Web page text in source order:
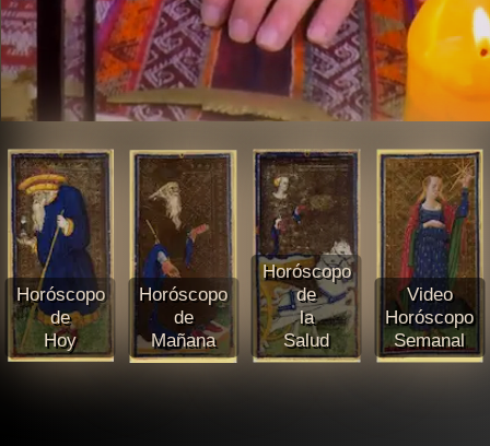
Horóscopo
de
Hoy
Horóscopo
de
Mañana
Horóscopo
de
la
Salud
Video
Horóscopo
Semanal